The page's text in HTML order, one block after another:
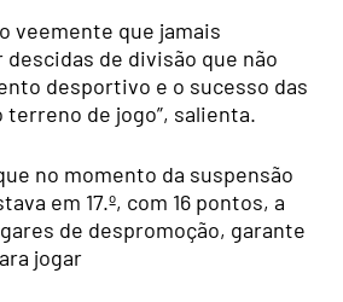
veemente que jamais
de divisão que não
desportivo e o sucesso das
de jogo”, salienta.
no momento da suspensão
em 17.º, com 16 pontos, a
de despromoção, garante
jogar